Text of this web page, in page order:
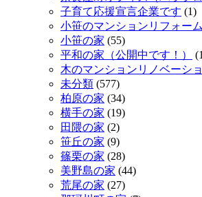
子育て応援宣言企業です (1)
小笹のマンションリフォーム
小笹の家 (55)
平和の家（公開中です！）
木のマンションリノベーシ
未分類 (577)
柏原の家 (34)
横手の家 (19)
田隈の家 (2)
笹丘の家 (9)
篠栗の家 (28)
美野島の家 (44)
荒尾の家 (27)